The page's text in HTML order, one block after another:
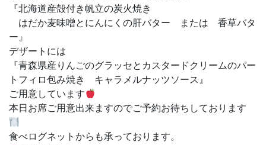
『北海道産殻付き帆立の炭火焼き
はだか麦味噌とにんにくの肝バター または 香草バタ
ー』
デザートには
『青森県産りんごのグラッセとカスタードクリームのパー
トフィロ包み焼き キャラメルナッツソース』
ご用意しています
本日お席ご用意出来ますのでご予約お待ちしております
食べログネットからも承っております。